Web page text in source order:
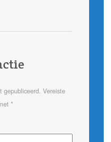
gepubliceerd. Vereiste
*